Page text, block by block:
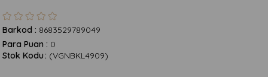
Barkod : 8683529789049
Para Puan : 0
(VGNBKL4909)
Stok Kodu